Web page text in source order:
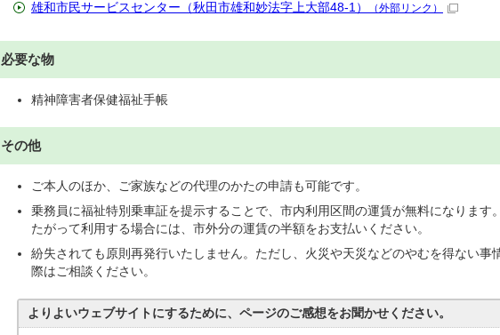
雄和市民サービスセンター（秋田市雄和妙法字上大部48-1） （外部リンク）
必要な物
精神障害者保健福祉手帳
その他
ご本人のほか、ご家族などの代理のかたの申請も可能です。
乗務員に福祉特別乗車証を提示することで、市内利用区間の運賃が無料になります
たがって利用する場合には、市外分の運賃の半額をお支払いください。
紛失されても原則再発行いたしません。ただし、火災や天災などのやむを得ない事
際はご相談ください。
よりよいウェブサイトにするために、ページのご感想をお聞かせください。